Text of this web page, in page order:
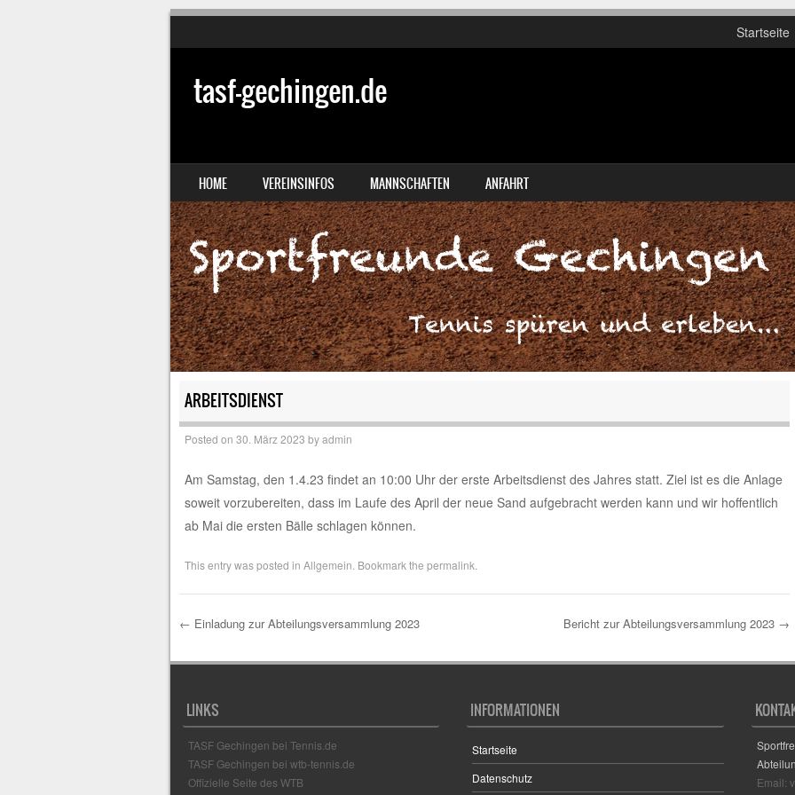
Startseite
tasf-gechingen.de
MENU
SKIP TO CONTENT
HOME VEREINSINFOS MANNSCHAFTEN ANFAHRT
ARBEITSDIENST
Posted on 30. März 2023 byadmin
Am Samstag, den 1.4.23 findet an 10:00 Uhr der erste Arbeitsdienst des Jahres statt. Ziel ist es die Anlage
soweit vorzubereiten, dass im Laufe des April der neue Sand aufgebracht werden kann und wir hoffentlich
ab Mai die ersten Bälle schlagen können.
This entry was posted in Allgemein . Bookmark the permalink
Post navigation
← Einladung zur Abteilungsversammlung 2023 Bericht zur Abteilungsversammlung 2023 →
LINKS
TASF Gechingen bei Tennis.de
TASF Gechingen bei wtb-tennis.de
Offizielle Seite des WTB
INFORMATIONEN
Startseite
Datenschutz
Email: